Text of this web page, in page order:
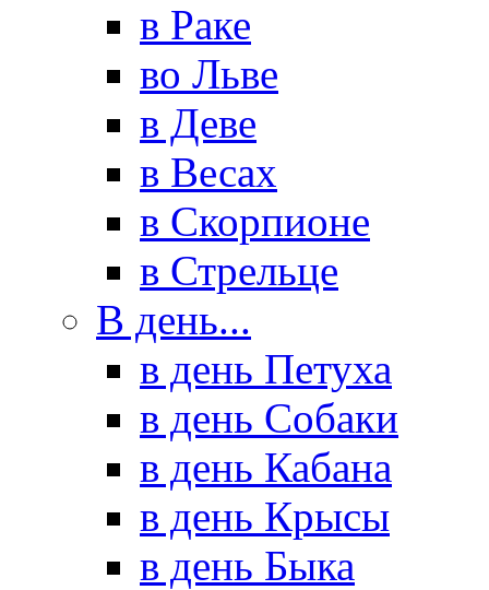
в Раке
во Льве
в Деве
в Весах
в Скорпионе
в Стрельце
В день...
в день Петуха
в день Собаки
в день Кабана
в день Крысы
в день Быка